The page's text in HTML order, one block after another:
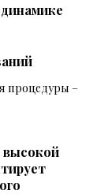
процедуры –
высокой